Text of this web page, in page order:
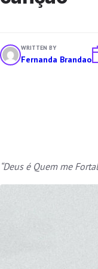
WRITTEN BY
Fernanda Brandao
“Deus é Quem me